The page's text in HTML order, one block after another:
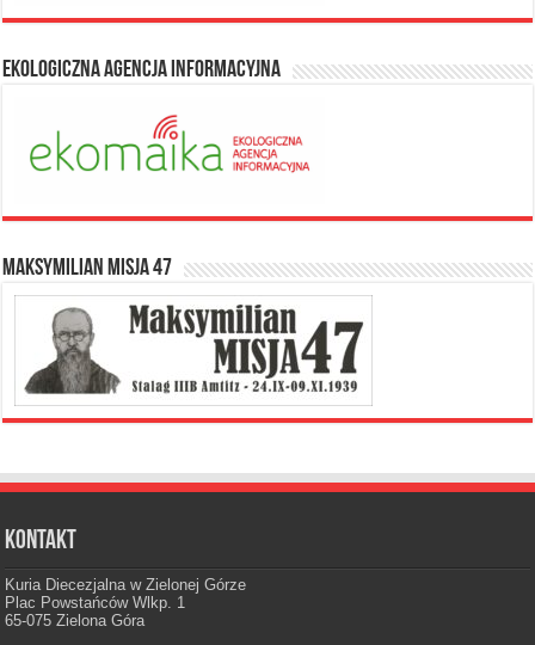
Ekologiczna Agencja Informacyjna
Maksymilian Misja 47
Kontakt
Kuria Diecezjalna w Zielonej Górze
Plac Powstańców Wlkp. 1
65-075 Zielona Góra